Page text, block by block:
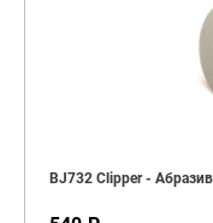
BJ732 Clipper -